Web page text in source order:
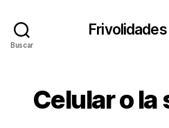
Buscar
Categorías
Celular o